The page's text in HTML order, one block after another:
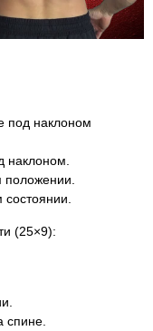
под наклоном
наклоном.
положении.
(25×9):
спине.